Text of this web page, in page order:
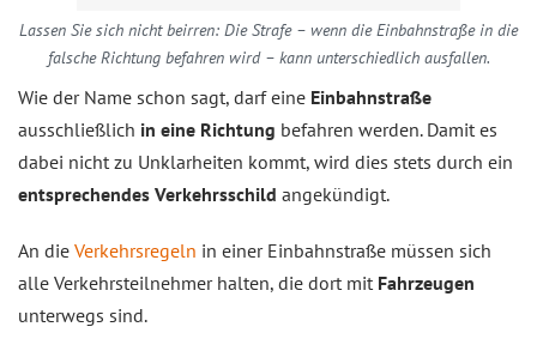
Lassen Sie sich nicht beirren: Die Strafe – wenn die Einbahnstraße in die
falsche Richtung befahren wird – kann unterschiedlich ausfallen.
Wie der Name schon sagt, darf eine Einbahnstraße
ausschließlich in eine Richtung befahren werden. Damit es
dabei nicht zu Unklarheiten kommt, wird dies stets durch ein
entsprechendes Verkehrsschild angekündigt.
An die Verkehrsregeln in einer Einbahnstraße müssen sich
alle Verkehrsteilnehmer halten, die dort mit Fahrzeugen
unterwegs sind.